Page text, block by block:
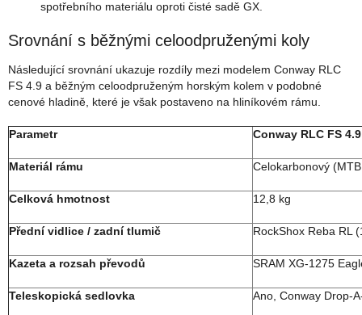
spotřebního materiálu oproti čisté sadě GX.
Srovnání s běžnými celoodpruženými koly
Následující srovnání ukazuje rozdíly mezi modelem Conway RLC
FS 4.9 a běžným celoodpruženým horským kolem v podobné
cenové hladině, které je však postaveno na hliníkovém rámu.
Parametr Conway RLC FS 4.9
Materiál rámu Celokarbonový
Celková hmotnost 12,8 kg
Přední vidlice / zadní tlumič RockShox Reba RL
Kazeta a rozsah převodů SRAM XG-1275
Teleskopická sedlovka Ano, Conway Drop-